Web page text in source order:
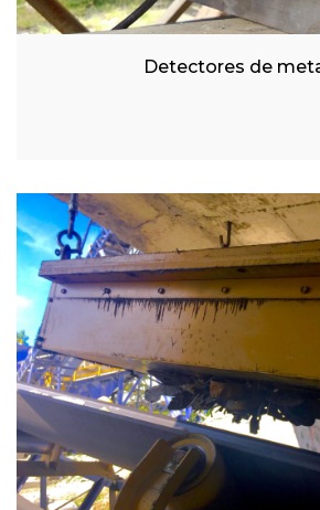
Detectores de